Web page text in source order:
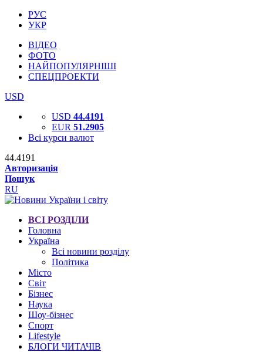
РУС
УКР
ВІДЕО
ФОТО
НАЙПОПУЛЯРНІШІ
СПЕЦПРОЕКТИ
USD
USD 44.4191
EUR 51.2905
Всі курси валют
44.4191
Авторизація
Пошук
RU
ВСІ РОЗДІЛИ
Головна
Україна
Всі новини розділу
Політика
Місто
Світ
Бізнес
Наука
Шоу-бізнес
Спорт
Lifestyle
БЛОГИ ЧИТАЧІВ